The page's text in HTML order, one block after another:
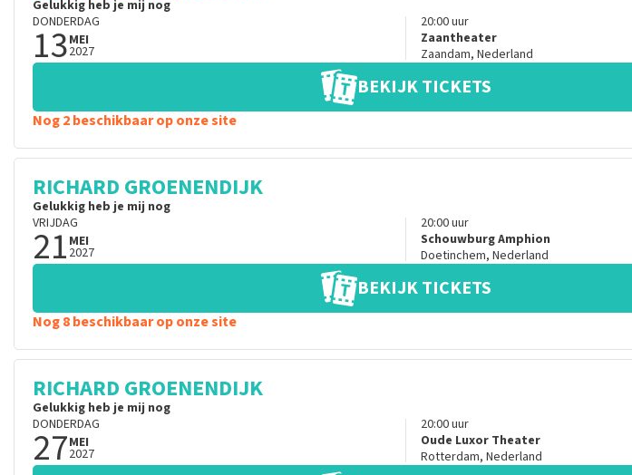
Gelukkig heb je mij nog
DONDERDAG
13MEI
2027
20:00uur
Zaantheater
Zaandam, Nederland
BEKIJK TICKETS
Nog 2 beschikbaar op onze site
RICHARD GROENENDIJK
Gelukkig heb je mij nog
VRIJDAG
21 MEI
2027
20:00uur
Schouwburg Amphion
Doetinchem, Nederland
BEKIJK TICKETS
Nog 8 beschikbaar op onze site
RICHARD GROENENDIJK
Gelukkig heb je mij nog
DONDERDAG
27MEI
2027
20:00uur
Oude Luxor Theater
Rotterdam, Nederland